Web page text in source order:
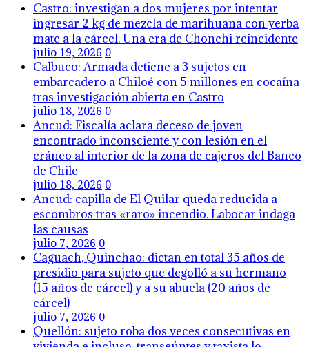
Castro: investigan a dos mujeres por intentar
ingresar 2 kg de mezcla de marihuana con yerba
mate a la cárcel. Una era de Chonchi reincidente
julio 19, 2026 0
Calbuco: Armada detiene a 3 sujetos en
embarcadero a Chiloé con 5 millones en cocaína
tras investigación abierta en Castro
julio 18, 2026 0
Ancud: Fiscalía aclara deceso de joven
encontrado inconsciente y con lesión en el
cráneo al interior de la zona de cajeros del Banco
de Chile
julio 18, 2026 0
Ancud: capilla de El Quilar queda reducida a
escombros tras «raro» incendio. Labocar indaga
las causas
julio 7, 2026 0
Caguach, Quinchao: dictan en total 35 años de
presidio para sujeto que degolló a su hermano
(15 años de cárcel) y a su abuela (20 años de
cárcel)
julio 7, 2026 0
Quellón: sujeto roba dos veces consecutivas en